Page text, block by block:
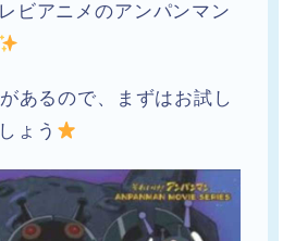
ビアニメのアンパンマン
あるので、まずはお試し
ょう